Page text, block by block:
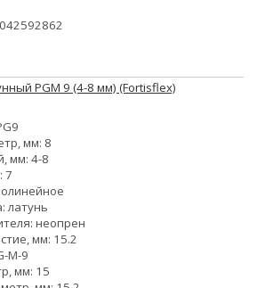
PGM 9 (4-8 мм) (Fortisflex)
мм: 8
мм: 4-8
7
латунь
неопрен
мм: 15.2
M-9
мм: 15